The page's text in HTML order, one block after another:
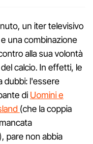
un iter televisivo
una combinazione
alla sua volontà
calcio. In effetti, le
dubbi: l'essere
di Uomini e
(che la coppia
pare non abbia